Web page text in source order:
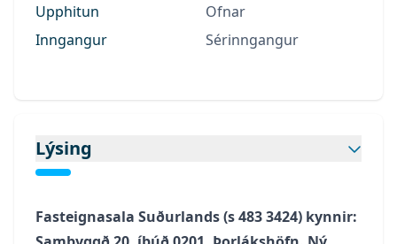
Upphitun
Ofnar
Inngangur
Sérinngangur
Lýsing
Fasteignasala Suðurlands (s483 3424) kynnir: